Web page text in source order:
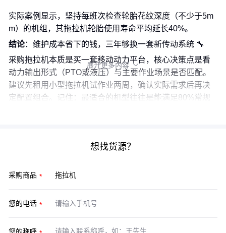
实际案例显示，坚持每班次检查轮胎花纹深度（不少于5m
m）的机组，其拖拉机轮胎使用寿命平均延长40%。
结论：维护成本省下的钱，三年够换一套新传动系统 🔧
采购拖拉机本质是买一套移动动力平台，核心决策点是看
动力输出形式（PTO或液压）与主要作业场景是否匹配。
建议先租用小型拖拉机试作业两周，确认实际需求后再决
定配置组合。记住：最适合的机型往往是能满足80%常规
展开更多内容 
想找货源？
采购商品
您的电话